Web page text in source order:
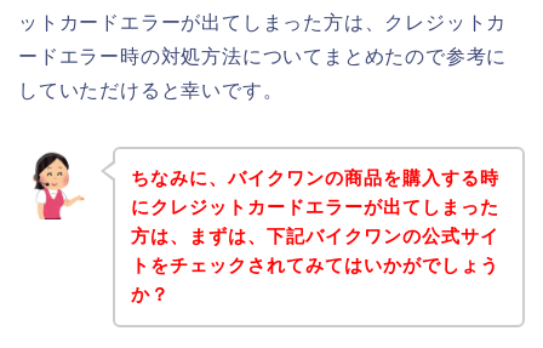
ットカードエラーが出てしまった方は、クレジットカ
ードエラー時の対処方法についてまとめたので参考に
していただけると幸いです。
ちなみに、バイクワンの商品を購入する時
にクレジットカードエラーが出てしまった
方は、まずは、下記バイクワンの公式サイ
トをチェックされてみてはいかがでしょう
か？